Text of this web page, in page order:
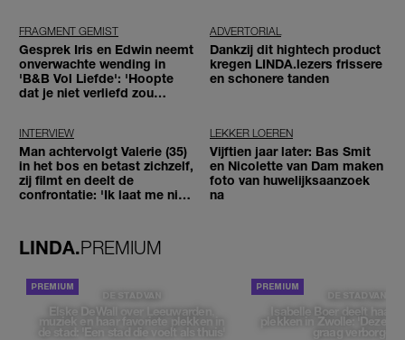
FRAGMENT GEMIST
Gesprek Iris en Edwin neemt
onverwachte wending in
'B&B Vol Liefde': 'Hoopte
dat je niet verliefd zou
ADVERTORIAL
Dankzij dit hightech product
kregen LINDA.lezers frissere
en schonere tanden
INTERVIEW
Man achtervolgt Valerie (35)
in het bos en betast zichzelf,
zij filmt en deelt de
confrontatie: 'Ik laat me niet
LEKKER LOEREN
Vijftien jaar later: Bas Smit
en Nicolette van Dam maken
foto van huwelijksaanzoek
na
LINDA.PREMIUM
DE STAD VAN
Elske DeWall over Leeuwarden,
muziek en haar favoriete plekken in
de stad: 'Een stad die voelt als thuis'
DE STAD VAN
Isabelle Boer deelt haar
plekken in Zwolle: 'Deze
graag verborgen'